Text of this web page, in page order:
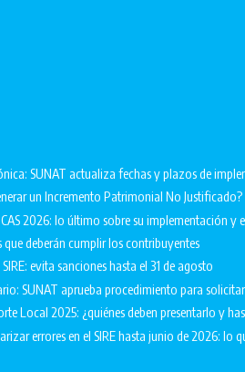
SUNAT actualiza fechas y plazos de
un Incremento Patrimonial No Justificado?
2026: lo último sobre su implementación
deberán cumplir los contribuyentes
evita sanciones hasta el 31 de agosto
SUNAT aprueba procedimiento para
Local 2025: ¿quiénes deben presentarlo y
errores en el SIRE hasta junio de 2026: lo